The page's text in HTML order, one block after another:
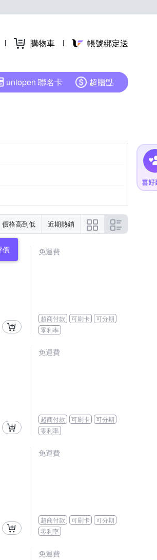
購物車 帳號綁定送
uniopen 聯名卡 超贈點
價格高到低 近期熱銷
價 免運費
超商付款 可刷卡
可分期
零利率
免運費
超商付款 可刷卡
可分期
零利率
免運費
超商付款 可刷卡
可分期
零利率
免運費